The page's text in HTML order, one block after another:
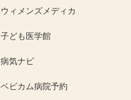
ウィメンズメディカ
子ども医学館
病気ナビ
ベビカム病院予約